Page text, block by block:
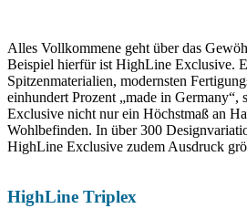
Alles Vollkommene geht über das
Beispiel hierfür ist HighLine Exclusive.
Spitzenmaterialien, modernsten
einhundert Prozent „made in
Exclusive nicht nur ein Höchstmaß an
Wohlbefinden. In über 300
HighLine Exclusive zudem Ausdruck
HighLine Triplex